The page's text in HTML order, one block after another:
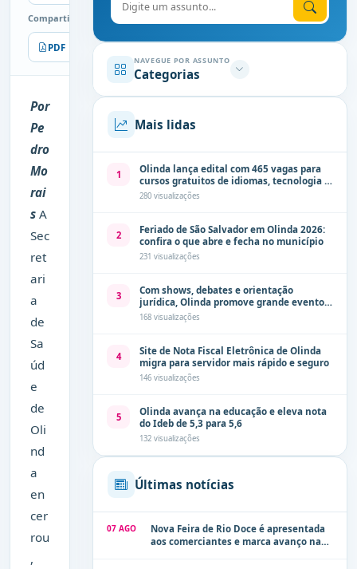
Compartilhe
PDF Imprimir
Por
Pe
dro
Mo
rai
s A
Sec
ret
ari
a
de
Sa
úd
e
de
Oli
nd
a
en
cer
rou
,
NAVEGUE POR ASSUNTO
Categorias
Mais lidas
1
Olinda lança edital com 465 vagas para
cursos gratuitos de idiomas, tecnologia e
comunicação
280 visualizações
2
Feriado de São Salvador em Olinda 2026:
confira o que abre e fecha no município
231 visualizações
3
Com shows, debates e orientação
jurídica, Olinda promove grande evento
de combate à violência contra a mulher
neste sábado (8)
168 visualizações
4
Site de Nota Fiscal Eletrônica de Olinda
migra para servidor mais rápido e seguro
146 visualizações
5
Olinda avança na educação e eleva nota
do Ideb de 5,3 para 5,6
132 visualizações
Últimas notícias
07 AGO
Nova Feira de Rio Doce é apresentada
aos comerciantes e marca avanço na